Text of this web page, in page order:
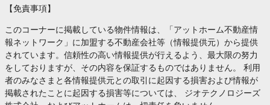
【免責事項】
このコーナーに掲載している物件情報は、「アットホーム不動産情
報ネットワーク」に加盟する不動産会社等（情報提供元）から提供
されています。信頼性の高い情報提供が行えるよう、最大限の努力
をしておりますが、その内容を保証するものではありません。 利用
者のみなさまと各情報提供元との取引に起因する損害および情報が
掲載されたことに起因する損害等については、 ジオテクノロジーズ